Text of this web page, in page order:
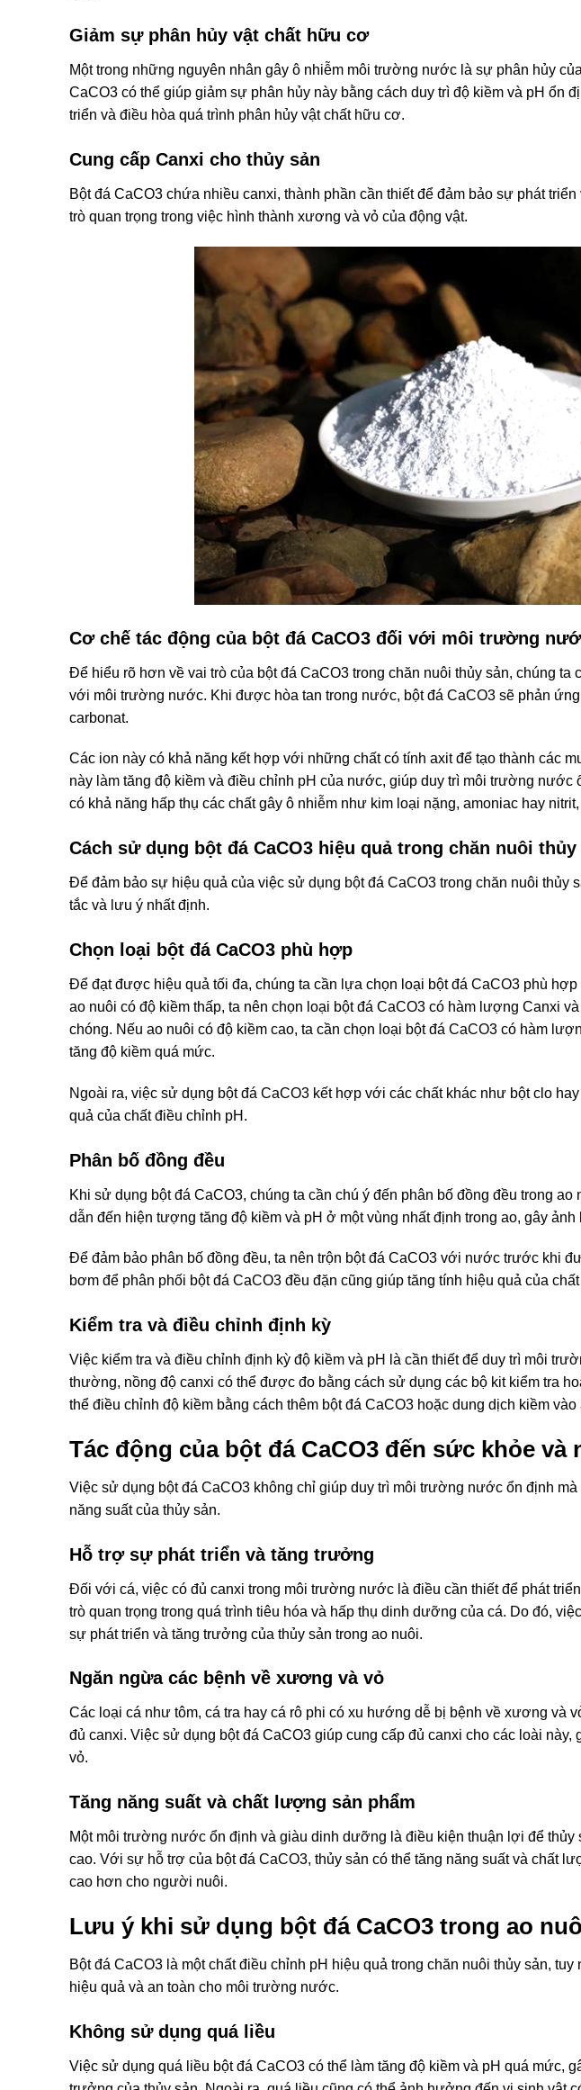
Giảm sự phân hủy vật chất hữu cơ
Một trong những nguyên nhân gây ô nhiễm môi trường nước là sự phân hủy
CaCO3 có thể giúp giảm sự phân hủy này bằng cách duy trì độ kiềm và pH ổn
triển và điều hòa quá trình phân hủy vật chất hữu cơ.
Cung cấp Canxi cho thủy sản
Bột đá CaCO3 chứa nhiều canxi, thành phần cần thiết để đảm bảo sự phát
trò quan trọng trong việc hình thành xương và vỏ của động vật.
Cơ chế tác động của bột đá CaCO3 đối với môi trường
Để hiểu rõ hơn về vai trò của bột đá CaCO3 trong chăn nuôi thủy sản, chúng ta
với môi trường nước. Khi được hòa tan trong nước, bột đá CaCO3 sẽ phản
carbonat.
Các ion này có khả năng kết hợp với những chất có tính axit để tạo thành các
này làm tăng độ kiềm và điều chỉnh pH của nước, giúp duy trì môi trường nước
có khả năng hấp thụ các chất gây ô nhiễm như kim loại nặng, amoniac hay
Cách sử dụng bột đá CaCO3 hiệu quả trong chăn nuôi thủy
Để đảm bảo sự hiệu quả của việc sử dụng bột đá CaCO3 trong chăn nuôi thủy
tắc và lưu ý nhất định.
Chọn loại bột đá CaCO3 phù hợp
Để đạt được hiệu quả tối đa, chúng ta cần lựa chọn loại bột đá CaCO3 phù
ao nuôi có độ kiềm thấp, ta nên chọn loại bột đá CaCO3 có hàm lượng Canxi
chóng. Nếu ao nuôi có độ kiềm cao, ta cần chọn loại bột đá CaCO3 có hàm
tăng độ kiềm quá mức.
Ngoài ra, việc sử dụng bột đá CaCO3 kết hợp với các chất khác như bột clo
quả của chất điều chỉnh pH.
Phân bố đồng đều
Khi sử dụng bột đá CaCO3, chúng ta cần chú ý đến phân bố đồng đều trong
dẫn đến hiện tượng tăng độ kiềm và pH ở một vùng nhất định trong ao, gây
Để đảm bảo phân bố đồng đều, ta nên trộn bột đá CaCO3 với nước trước khi
bơm để phân phối bột đá CaCO3 đều đặn cũng giúp tăng tính hiệu quả của
Kiểm tra và điều chỉnh định kỳ
Việc kiểm tra và điều chỉnh định kỳ độ kiềm và pH là cần thiết để duy trì môi
thường, nồng độ canxi có thể được đo bằng cách sử dụng các bộ kit kiểm tra
thể điều chỉnh độ kiềm bằng cách thêm bột đá CaCO3 hoặc dung dịch kiềm vào
Tác động của bột đá CaCO3 đến sức khỏe và
Việc sử dụng bột đá CaCO3 không chỉ giúp duy trì môi trường nước ổn định
năng suất của thủy sản.
Hỗ trợ sự phát triển và tăng trưởng
Đối với cá, việc có đủ canxi trong môi trường nước là điều cần thiết để phát
trò quan trọng trong quá trình tiêu hóa và hấp thụ dinh dưỡng của cá. Do đó,
sự phát triển và tăng trưởng của thủy sản trong ao nuôi.
Ngăn ngừa các bệnh về xương và vỏ
Các loại cá như tôm, cá tra hay cá rô phi có xu hướng dễ bị bệnh về xương và
đủ canxi. Việc sử dụng bột đá CaCO3 giúp cung cấp đủ canxi cho các loài
vỏ.
Tăng năng suất và chất lượng sản phẩm
Một môi trường nước ổn định và giàu dinh dưỡng là điều kiện thuận lợi để thủy
cao. Với sự hỗ trợ của bột đá CaCO3, thủy sản có thể tăng năng suất và chất
cao hơn cho người nuôi.
Lưu ý khi sử dụng bột đá CaCO3 trong ao
Bột đá CaCO3 là một chất điều chỉnh pH hiệu quả trong chăn nuôi thủy sản,
hiệu quả và an toàn cho môi trường nước.
Không sử dụng quá liều
Việc sử dụng quá liều bột đá CaCO3 có thể làm tăng độ kiềm và pH quá mức,